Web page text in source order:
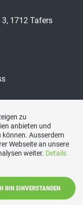
1712 Tafers
|Kontakt
zu
anbieten und
können. Ausserdem
Webseite an unsere
weiter. Details
BIN EINVERSTANDEN